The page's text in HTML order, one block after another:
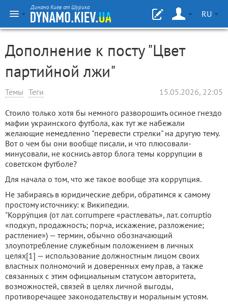
Динамо Киев от Шурика
RU
Дополнение к посту "Цвет
партийной лжи"
Темы Теги 15.05.2026, 22:05
Стоило только хотя бы немного разворошить осиное гнездо
мафии украинского футбола, как тут же набежали
желающие немедленно "перевести стрелки" на другую тему.
Вот о чем бы они вообще писали, и что плюсовали-
минусовали, не коснись автор блога темы коррупции в
советском футболе?
Для начала о том, что же такое вообще эта коррупция.
Не забираясь в юридические дебри, обратимся к самому
простому источнику: к Википедии.
"Корру́пция (от лат. corrumpere «растлевать», лат. corruptio
«подкуп, продажность; порча, искажение, разложение;
растление») — термин, обычно обозначающий
злоупотребление служебным положением в личных
целях[1] — использование должностным лицом своих
властных полномочий и доверенных ему прав, а также
связанных с этим официальным статусом авторитета,
возможностей, связей в целях личной выгоды,
противоречащее законодательству и моральным устоям.